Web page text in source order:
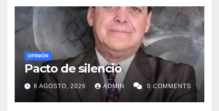
OPINIÓN
Pacto de silencio
6 AGOSTO, 2026 ADMIN 0 COMMENTS